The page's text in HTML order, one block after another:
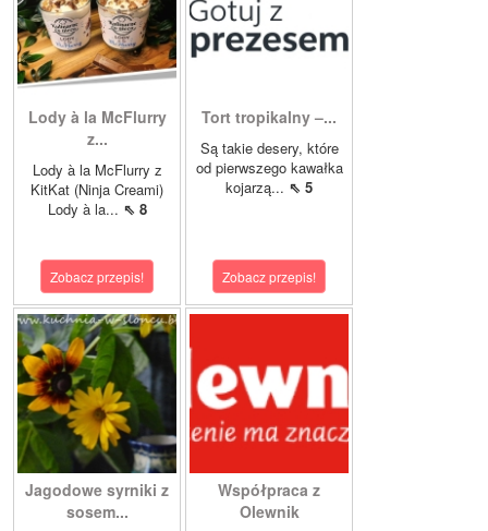
Lody à la McFlurry
z...
Lody à la McFlurry z
KitKat (Ninja Creami)
Lody à la... ⇖ 8
Zobacz przepis!
Tort tropikalny –...
Są takie desery, które
od pierwszego kawałka
kojarzą... ⇖ 5
Zobacz przepis!
Jagodowe syrniki z
sosem...
Współpraca z
Olewnik